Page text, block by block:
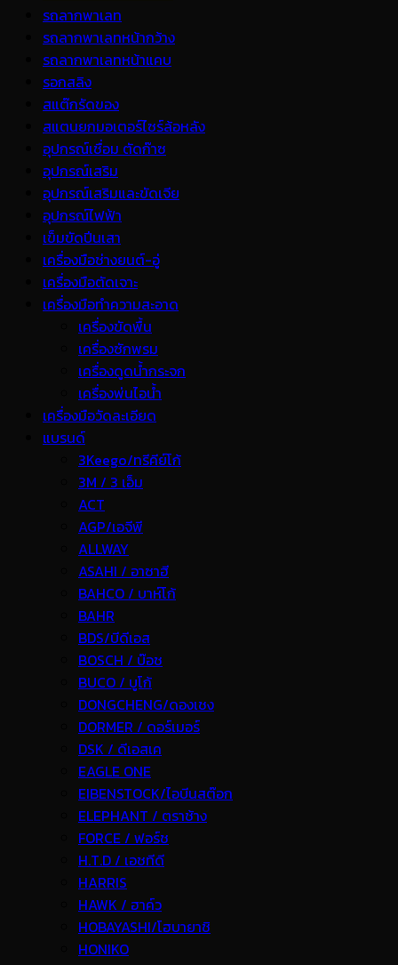
รถลากพาเลท
รถลากพาเลทหน้ากว้าง
รถลากพาเลทหน้าแคบ
รอกสลิง
สแต๊กรัดของ
สแตนยกมอเตอร์ไซร์ล้อหลัง
อุปกรณ์เชื่อม ตัดก๊าซ
อุปกรณ์เสริม
อุปกรณ์เสริมและขัดเจีย
อุปกรณ์ไฟฟ้า
เข็มขัดปีนเสา
เครื่องมือช่างยนต์-อู่
เครื่องมือตัดเจาะ
เครื่องมือทำความสะอาด
เครื่องขัดพื้น
เครื่องซักพรม
เครื่องดูดน้ำกระจก
เครื่องพ่นไอน้ำ
เครื่องมือวัดละเอียด
แบรนด์
3Keego/ทรีคีย์โก้
3M / 3 เอ็ม
ACT
AGP/เอจีพี
ALLWAY
ASAHI / อาซาฮี
BAHCO / บาห์โก้
BAHR
BDS/บีดีเอส
BOSCH / บ๊อช
BUCO / บูโก้
DONGCHENG/ดองเชง
DORMER / ดอร์เมอร์
DSK / ดีเอสเค
EAGLE ONE
EIBENSTOCK/ไอบีนสต๊อก
ELEPHANT / ตราช้าง
FORCE / ฟอร์ช
H.T.D / เอชทีดี
HARRIS
HAWK / ฮาค์ว
HOBAYASHI/โฮบายาชิ
HONIKO